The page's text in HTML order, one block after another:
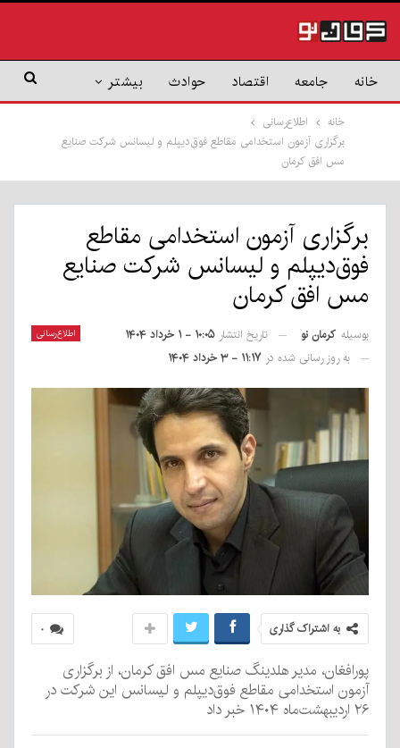
خانه جامعه اقتصاد حوادث بیشتر
خانه
اطلاع‌رسانی
برگزاری آزمون استخدامی مقاطع فوق‌دیپلم و لیسانس شرکت صنایع
مس افق کرمان
برگزاری آزمون استخدامی مقاطع
فوق‌دیپلم و لیسانس شرکت صنایع
مس افق کرمان
اطلاع‌رسانی بوسیله کرمان نو تاریخ انتشار ۱۰:۰۵ - ۱ خرداد ۱۴۰۴
به روز رسانی شده در ۱۱:۱۷ - ۳ خرداد ۱۴۰۴
۰ به اشتراک گذاری
پورافغان، مدیر هلدینگ صنایع مس افق کرمان، از برگزاری
آزمون استخدامی مقاطع فوق‌دیپلم و لیسانس این شرکت در
۲۶ اردیبهشت‌ماه ۱۴۰۴ خبر داد